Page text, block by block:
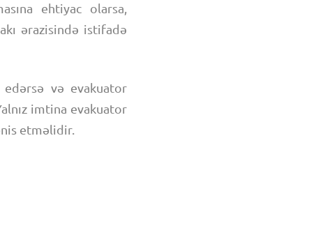
ehtiyac olarsa,
ərazisində istifadə
və evakuator
imtina evakuator
etməlidir.